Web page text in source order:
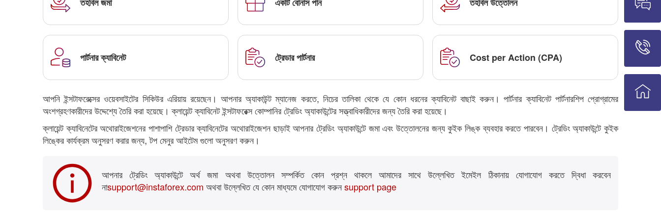
পার্টনার ক্যাবিনেট ট্রেডার পার্টনার Cost per Action (CPA)
আপনি ইন্সটাফরেক্সের ওয়েবসাইটের সিকিউর এরিয়ায় রয়েছেন। আপনার অ্যাকাউন্ট ম্যানেজ করতে, নিচের তালিকা থেকে যে কোন ধরনের ক্যাবিনেট বাছাই করুন। পার্টনার ক্যাবিনেট পার্টনারশিপ প্রোগ্রামের
অংশগ্রহণকারীদের উদ্দেশ্যে তৈরি করা হয়েছে। ক্লায়েন্ট ক্যাবিনেট ইন্সটাফরেক্স কোম্পানির ট্রেডিং অ্যাকাউন্টের সত্ত্বাধিকারীদের জন্য তৈরি করা হয়েছে।
ক্লায়েন্ট ক্যাবিনেটের অথোরাইজেশনের পাশাপাশি ট্রেডার ক্যাবিনেটের অথোরাইজেশন ছাড়াই আপনার ট্রেডিং অ্যাকাউন্টে জমা এবং উত্তোলনের জন্য কুইক লিঙ্ক ব্যবহার করতে পারবেন। ট্রেডিং অ্যাকাউন্টে কুইক
লিঙ্কের কার্যক্রম অনুসরণ করার জন্য, টপ মেনুর আইটেম গুলো অনুসরণ করুন।
আপনার ট্রেডিং অ্যাকাউন্টে অর্থ জমা অথবা উত্তোলন সম্পর্কিত কোন প্রশ্ন থাকলে আমাদের সাথে উল্লেখিত ইমেইল ঠিকানায় যোগাযোগ করতে দ্বিধা করবেন
নাsupport@instaforex.com অথবা উল্লেখিত যে কোন মাধ্যমে যোগাযোগ করুনsupport page